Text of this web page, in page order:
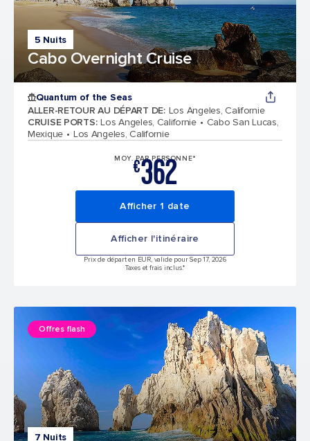
5 Nuits
Cabo Overnight Cruise
Quantum of the Seas
ALLER-RETOUR AU DÉPART DE: Los Angeles, Californie
CRUISE PORTS: Los Angeles, Californie
Cabo San Lucas,
Mexique
Los Angeles, Californie
MOY. PAR PERSONNE*
€362
Afficher 1 date
Afficher l'itinéraire
Prix de départ en EUR, valide pour Sep 17, 2026
Taxes et frais inclus.*
7 Nuits
Offres flash